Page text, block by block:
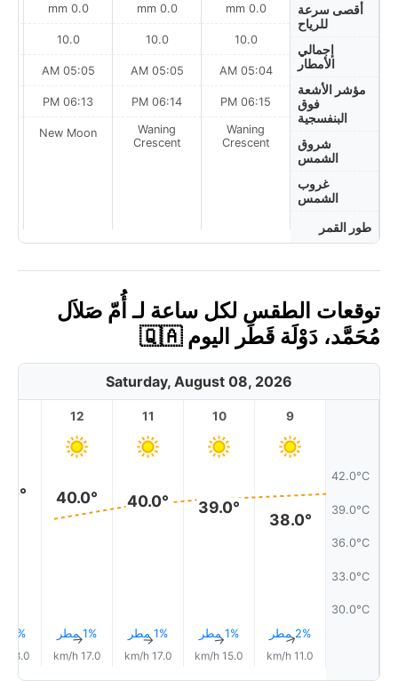
أقصى سرعة
للرياح
إجمالي
الأمطار
مؤشر الأشعة
فوق
البنفسجية
شروق
الشمس
غروب
الشمس
طور القمر
0.0 mm
10.0
05:04 AM
06:15 PM
Waning
Crescent
0.0 mm
10.0
05:05 AM
06:14 PM
Waning
Crescent
0.0 mm
10.0
05:05 AM
06:13 PM
New Moon
توقعات الطقس لكل ساعة لـ أُمّ صَلاَل
مُحَمَّد، دَوْلَة قَطَر اليوم 🇶🇦
Saturday, August 08, 2026
42.0°C
39.0°C
36.0°C
33.0°C
30.0°C
9
38.0°
2% مطر↑
11.0 km/h
10
39.0°
1% مطر↑
15.0 km/h
11
40.0°
1% مطر
↑
17.0 km/h
12
40.0°
1% مطر↑
17.0 km/h
1% مطر
18.0 km/h